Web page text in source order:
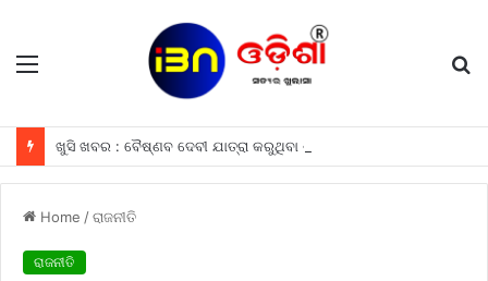
Menu
Home /ରାଜନୀତି
ରାଜନୀତି